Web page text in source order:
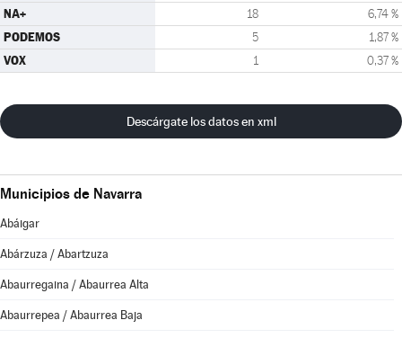
NA+ 18 6,74 %
PODEMOS 5 1,87 %
VOX 1 0,37 %
Descárgate los datos en xml
Municipios de Navarra
Abáigar
Abárzuza / Abartzuza
Abaurregaina / Abaurrea Alta
Abaurrepea / Abaurrea Baja